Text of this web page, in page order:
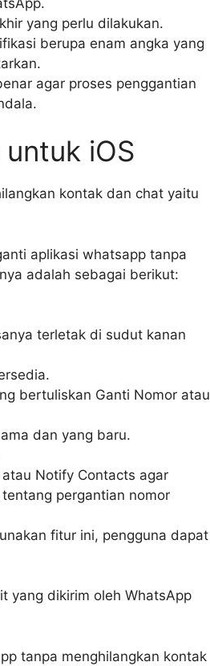
yang perlu dilakukan.
berupa enam angka yang
agar proses penggantian
iOS
kontak dan chat yaitu
aplikasi whatsapp tanpa
adalah sebagai berikut:
terletak di sudut kanan
bertuliskan Ganti Nomor atau
dan yang baru.
Notify Contacts agar
pergantian nomor
fitur ini, pengguna dapat
yang dikirim oleh WhatsApp
tanpa menghilangkan kontak